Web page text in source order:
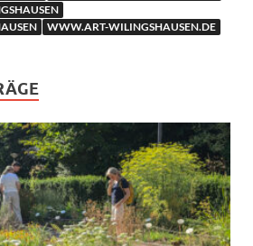
WWW.ART-WILINGSHAUSEN.DE